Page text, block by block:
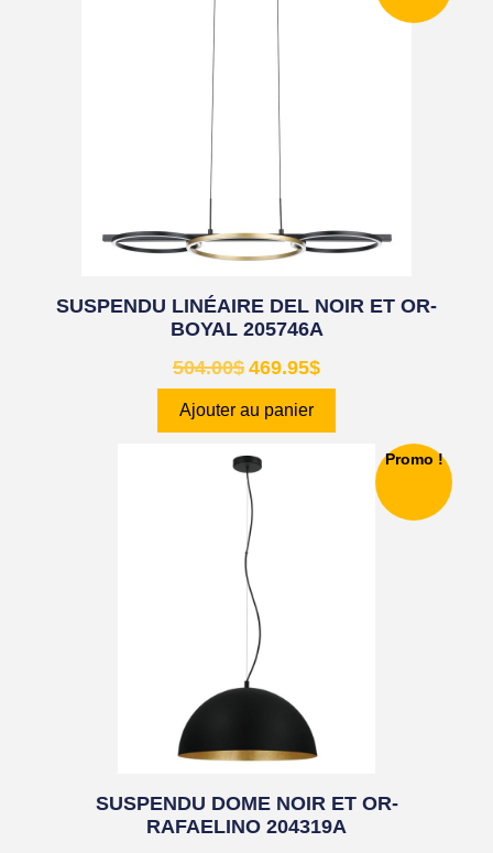
SUSPENDU LINÉAIRE DEL NOIR ET OR-
BOYAL 205746A
504.00$ 469.95$
Ajouter au panier
Promo !
SUSPENDU DOME NOIR ET OR-
RAFAELINO 204319A